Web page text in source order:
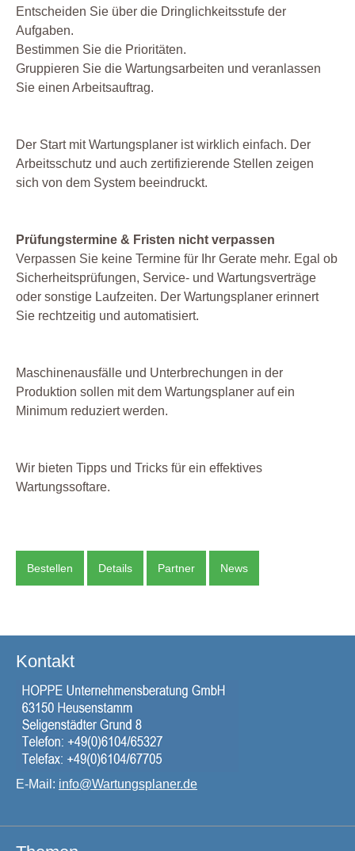
Entscheiden Sie über die Dringlichkeitsstufe der
Aufgaben.
Bestimmen Sie die Prioritäten.
Gruppieren Sie die Wartungsarbeiten und veranlassen
Sie einen Arbeitsauftrag.
Der Start mit Wartungsplaner ist wirklich einfach. Der
Arbeitsschutz und auch zertifizierende Stellen zeigen
sich von dem System beeindruckt.
Prüfungstermine & Fristen nicht verpassen
Verpassen Sie keine Termine für Ihr Gerate mehr. Egal ob
Sicherheitsprüfungen, Service- und Wartungsverträge
oder sonstige Laufzeiten. Der Wartungsplaner erinnert
Sie rechtzeitig und automatisiert.
Maschinenausfälle und Unterbrechungen in der
Produktion sollen mit dem Wartungsplaner auf ein
Minimum reduziert werden.
Wir bieten Tipps und Tricks für ein effektives
Wartungssoftare.
Bestellen Details Partner News
Kontakt
E-Mail: info@Wartungsplaner.de